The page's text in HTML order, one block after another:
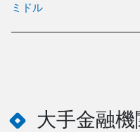
ミドル
大手金融